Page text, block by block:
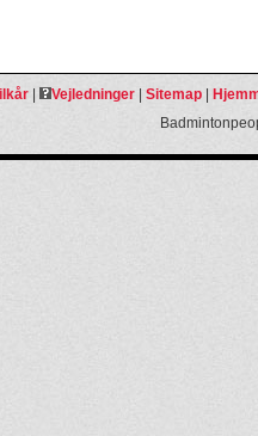
Vejledninger Sitemap